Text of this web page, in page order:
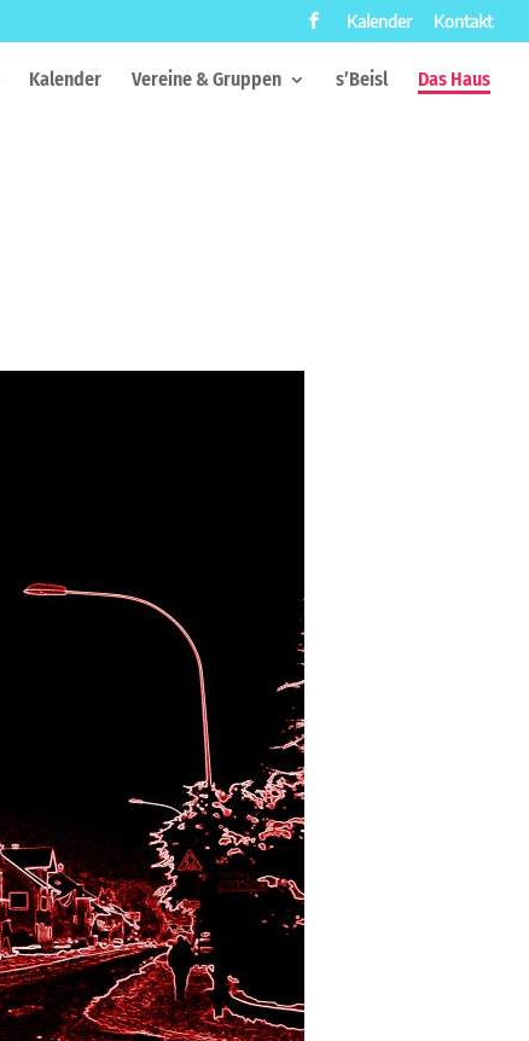
Kalender Kontakt
Kalender Vereine & Gruppen s’Beisl Das Haus